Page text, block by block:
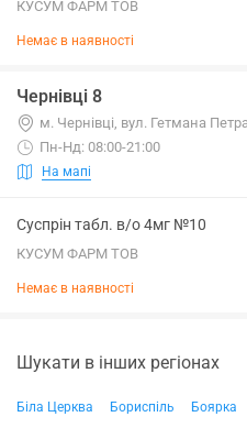
КУСУМ ФАРМ ТОВ
Немає в наявності
Чернівці 8
м. Чернівці, вул. Гетмана
Пн-Нд: 08:00-21:00
На мапі
Суспрін табл. в/о 4мг №10
КУСУМ ФАРМ ТОВ
Немає в наявності
Шукати в інших регіонах
Біла Церква Бориспіль Боярка